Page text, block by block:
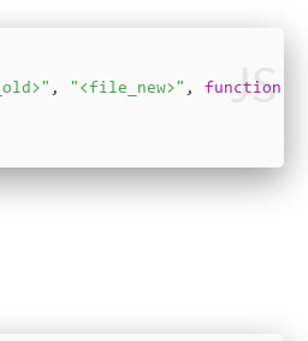
JS
, "<file_new>" , function